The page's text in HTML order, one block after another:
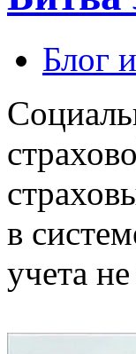
Блог
в
учета